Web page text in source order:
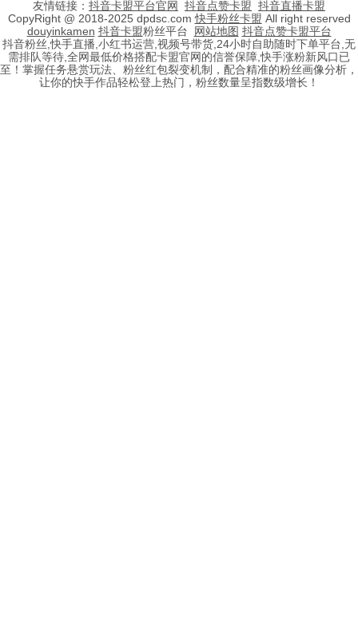
友情链接： 抖音卡盟平台官网 抖音点赞卡盟 抖音直播卡盟
CopyRight @ 2018-2025 dpdsc.com快手粉丝卡盟 All right reserved
douyinkamen 抖音卡盟粉丝平台 网站地图 抖音点赞卡盟平台
抖音粉丝,快手直播,小红书运营,视频号带货,24小时自助随时下单平台,无
需排队等待,全网最低价格搭配卡盟官网的信誉保障,快手涨粉新风口已
至！掌握任务悬赏玩法、粉丝红包裂变机制，配合精准的粉丝画像分析，
让你的快手作品轻松登上热门，粉丝数量呈指数级增长！